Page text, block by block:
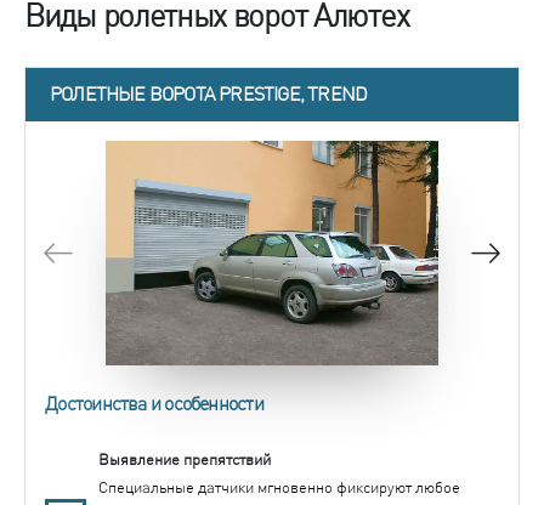
Виды ролетных ворот Алютех
РОЛЕТНЫЕ ВОРОТА PRESTIGE, TREND
Достоинства и особенности
Выявление препятствий
Специальные датчики мгновенно фиксируют любое